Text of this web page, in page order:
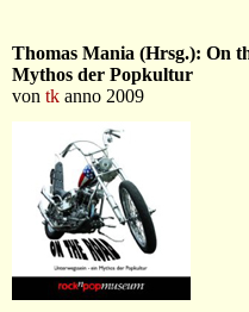
Thomas Mania (Hrsg.): On
Mythos der Popkultur
von tk anno 2009